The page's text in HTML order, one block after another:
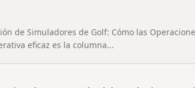
de Simuladores de Golf: Cómo las
eficaz es la columna...